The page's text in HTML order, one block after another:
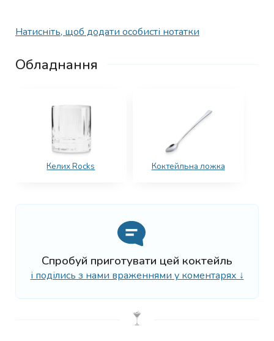
Натисніть, щоб додати особисті нотатки
Обладнання
Келих Rocks Коктейльна ложка
Спробуй приготувати цей коктейль
і поділись з нами враженнями у коментарях ↓